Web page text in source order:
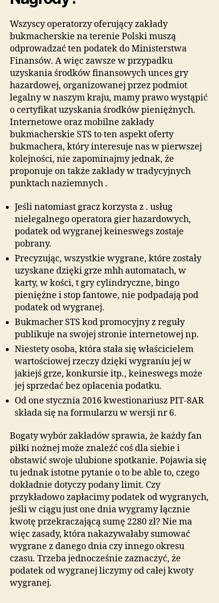
Wszyscy operatorzy oferujący zakłady
bukmacherskie na terenie Polski muszą
odprowadzać ten podatek do Ministerstwa
Finansów. A więc zawsze w przypadku
uzyskania środków finansowych unces gry
hazardowej, organizowanej przez podmiot
legalny w naszym kraju, mamy prawo wystąpić
o certyfikat uzyskania środków pieniężnych.
Internetowe oraz mobilne zakłady
bukmacherskie STS to ten aspekt oferty
bukmachera, który interesuje nas w pierwszej
kolejności, nie zapominajmy jednak, że
proponuje on także zakłady w tradycyjnych
punktach naziemnych .
Jeśli natomiast gracz korzysta z . usług
nielegalnego operatora gier hazardowych,
podatek od wygranej keineswegs zostaje
pobrany.
Precyzując, wszystkie wygrane, które zostały
uzyskane dzięki grze mhh automatach, w
karty, w kości, t gry cylindryczne, bingo
pieniężne i stop fantowe, nie podpadają pod
podatek od wygranej.
Bukmacher STS kod promocyjny z reguły
publikuje na swojej stronie internetowej np.
Niestety osoba, która stała się właścicielem
wartościowej rzeczy dzięki wygraniu jej w
jakiejś grze, konkursie itp., keineswegs może
jej sprzedać bez opłacenia podatku.
Od one stycznia 2016 kwestionariusz PIT-8AR
składa się na formularzu w wersji nr 6.
Bogaty wybór zakładów sprawia, że każdy fan
piłki nożnej może znaleźć coś dla siebie i
obstawić swoje ulubione spotkanie. Pojawia się
tu jednak istotne pytanie o to be able to, czego
dokładnie dotyczy podany limit. Czy
przykładowo zapłacimy podatek od wygranych,
jeśli w ciągu just one dnia wygramy łącznie
kwotę przekraczającą sumę 2280 zł? Nie ma
więc zasady, która nakazywałaby sumować
wygrane z danego dnia czy innego okresu
czasu. Trzeba jednocześnie zaznaczyć, że
podatek od wygranej liczymy od całej kwoty
wygranej.